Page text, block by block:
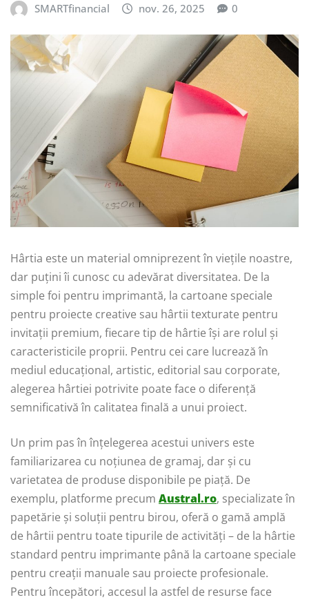
SMARTfinancial nov. 26, 2025 0
Hârtia este un material omniprezent în viețile noastre,
dar puțini îi cunosc cu adevărat diversitatea. De la
simple foi pentru imprimantă, la cartoane speciale
pentru proiecte creative sau hârtii texturate pentru
invitații premium, fiecare tip de hârtie își are rolul și
caracteristicile proprii. Pentru cei care lucrează în
mediul educațional, artistic, editorial sau corporate,
alegerea hârtiei potrivite poate face o diferență
semnificativă în calitatea finală a unui proiect.
Un prim pas în înțelegerea acestui univers este
familiarizarea cu noțiunea de gramaj, dar și cu
varietatea de produse disponibile pe piață. De
exemplu, platforme precum Austral.ro, specializate în
papetărie și soluții pentru birou, oferă o gamă amplă
de hârtii pentru toate tipurile de activități – de la hârtie
standard pentru imprimante până la cartoane speciale
pentru creații manuale sau proiecte profesionale.
Pentru începători, accesul la astfel de resurse face